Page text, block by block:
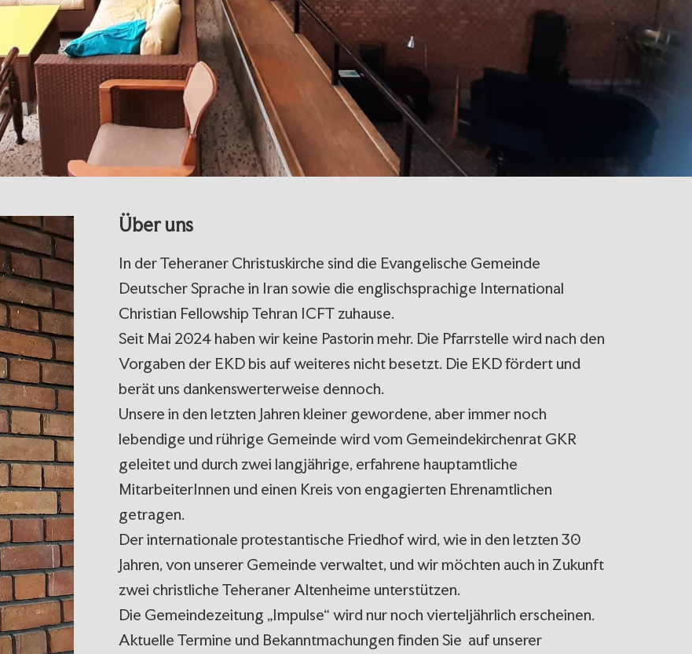
Über uns
In der Teheraner Christuskirche sind die Evangelische Gemeinde
Deutscher Sprache in Iran sowie die englischsprachige International
Christian Fellowship Tehran ICFT zuhause.
Seit Mai 2024 haben wir keine Pastorin mehr. Die Pfarrstelle wird nach den
Vorgaben der EKD bis auf weiteres nicht besetzt. Die EKD fördert und
berät uns dankenswerterweise dennoch.
Unsere in den letzten Jahren kleiner gewordene, aber immer noch
lebendige und rührige Gemeinde wird vom Gemeindekirchenrat GKR
geleitet und durch zwei langjährige, erfahrene hauptamtliche
MitarbeiterInnen und einen Kreis von engagierten Ehrenamtlichen
getragen.
Der internationale protestantische Friedhof wird, wie in den letzten 30
Jahren, von unserer Gemeinde verwaltet, und wir möchten auch in Zukunft
zwei christliche Teheraner Altenheime unterstützen.
Die Gemeindezeitung „Impulse“ wird nur noch vierteljährlich erscheinen.
Aktuelle Termine und Bekanntmachungen finden Sie auf unserer